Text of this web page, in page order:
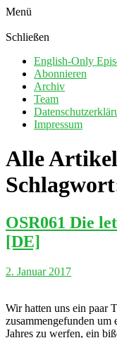
Menü
Schließen
English-Only
Abonnieren
Archiv
Team
Impressum
Alle
OSR061 Die
[DE]
2. Januar 2017
Wir hatten uns ein paar
zusammengefunden
Jahres zu werfen, ein